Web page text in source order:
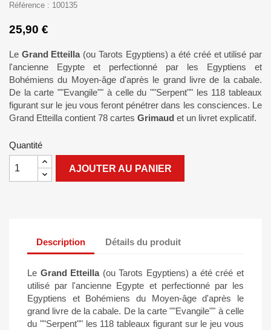
Référence : 100135
25,90 €
Le Grand Etteilla(ou Tarots Egyptiens) a été créé et utilisé par
l'ancienne Egypte et perfectionné par les Egyptiens et
Bohémiens du Moyen-âge d'après le grand livre de la cabale.
De la carte ""Evangile"" à celle du ""Serpent"" les 118 tableaux
figurant sur le jeu vous feront pénétrer dans les consciences. Le
Grand Etteilla contient 78 cartes Grimaud et un livret explicatif.
Quantité
AJOUTER AU PANIER
Description Détails du produit
Le Grand Etteilla(ou Tarots Egyptiens) a été créé et
utilisé par l'ancienne Egypte et perfectionné par les
Egyptiens et Bohémiens du Moyen-âge d'après le
grand livre de la cabale. De la carte ""Evangile"" à celle
du ""Serpent"" les 118 tableaux figurant sur le jeu vous